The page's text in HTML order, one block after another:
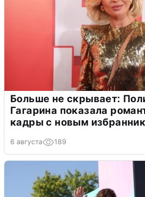
Больше не скрывает:
Гагарина показала
кадры с новым
6 августа 189